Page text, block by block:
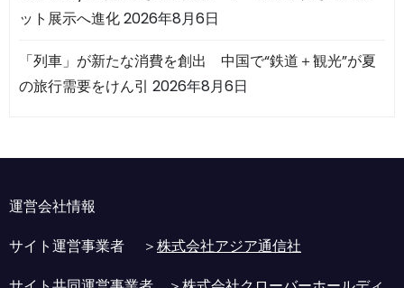
ット展示へ進化2026年8月6日
「列車」が新たな消費を創出 中国で“鉄道＋観光”が夏
の旅行需要をけん引 2026年8月6日
運営会社情報
サイト運営事業者 ＞株式会社アジア通信社